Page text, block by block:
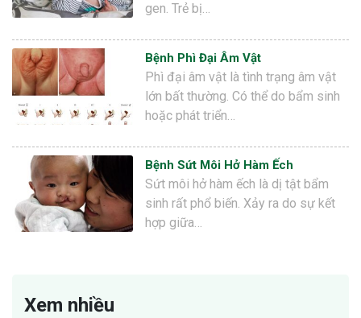
gen. Trẻ bị…
Bệnh Phì Đại Âm Vật
Phì đại âm vật là tình trạng âm vật
lớn bất thường. Có thể do bẩm sinh
hoặc phát triển…
Bệnh Sứt Môi Hở Hàm Ếch
Sứt môi hở hàm ếch là dị tật bẩm
sinh rất phổ biến. Xảy ra do sự kết
hợp giữa…
Xem nhiều